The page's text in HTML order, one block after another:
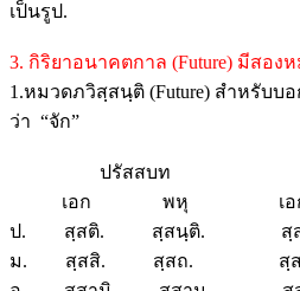
เป็นรูป.
3. กิริยาอนาคตกาล (Future) มีสอง
1.หมวดภวิสฺสนฺติ (Future) สำหรับ
ว่า “จัก”
ปรัสสบท อั
เอก พหุ เ
ป. สฺสติ. สฺสนฺติ. สฺสเ
ม. สฺสสิ. สฺสถ. สฺสเ